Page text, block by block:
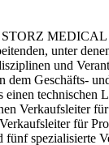
MEDICAL
unter
und
dem Geschäfts-
einen technischen
Verkaufsleiter
für
fünf spezialisierte